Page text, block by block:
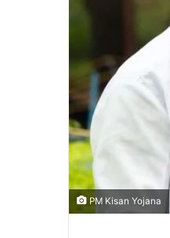
PM Kisan Yojana